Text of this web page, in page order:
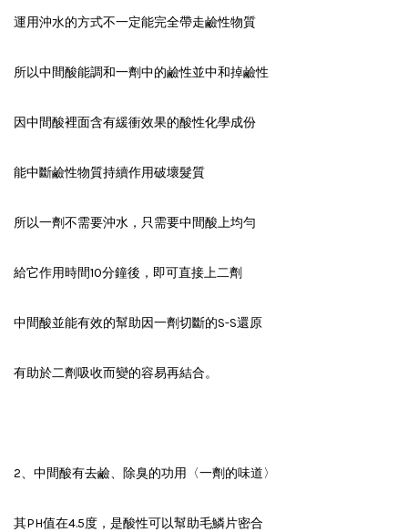
運用沖水的方式不一定能完全帶走鹼性物質
所以中間酸能調和一劑中的鹼性並中和掉鹼性
因中間酸裡面含有緩衝效果的酸性化學成份
能中斷鹼性物質持續作用破壞髮質
所以一劑不需要沖水，只需要中間酸上均勻
給它作用時間10分鐘後，即可直接上二劑
中間酸並能有效的幫助因一劑切斷的S-S還原
有助於二劑吸收而變的容易再結合。
2、中間酸有去鹼、除臭的功用〈一劑的味道〉
其PH值在4.5度，是酸性可以幫助毛鱗片密合